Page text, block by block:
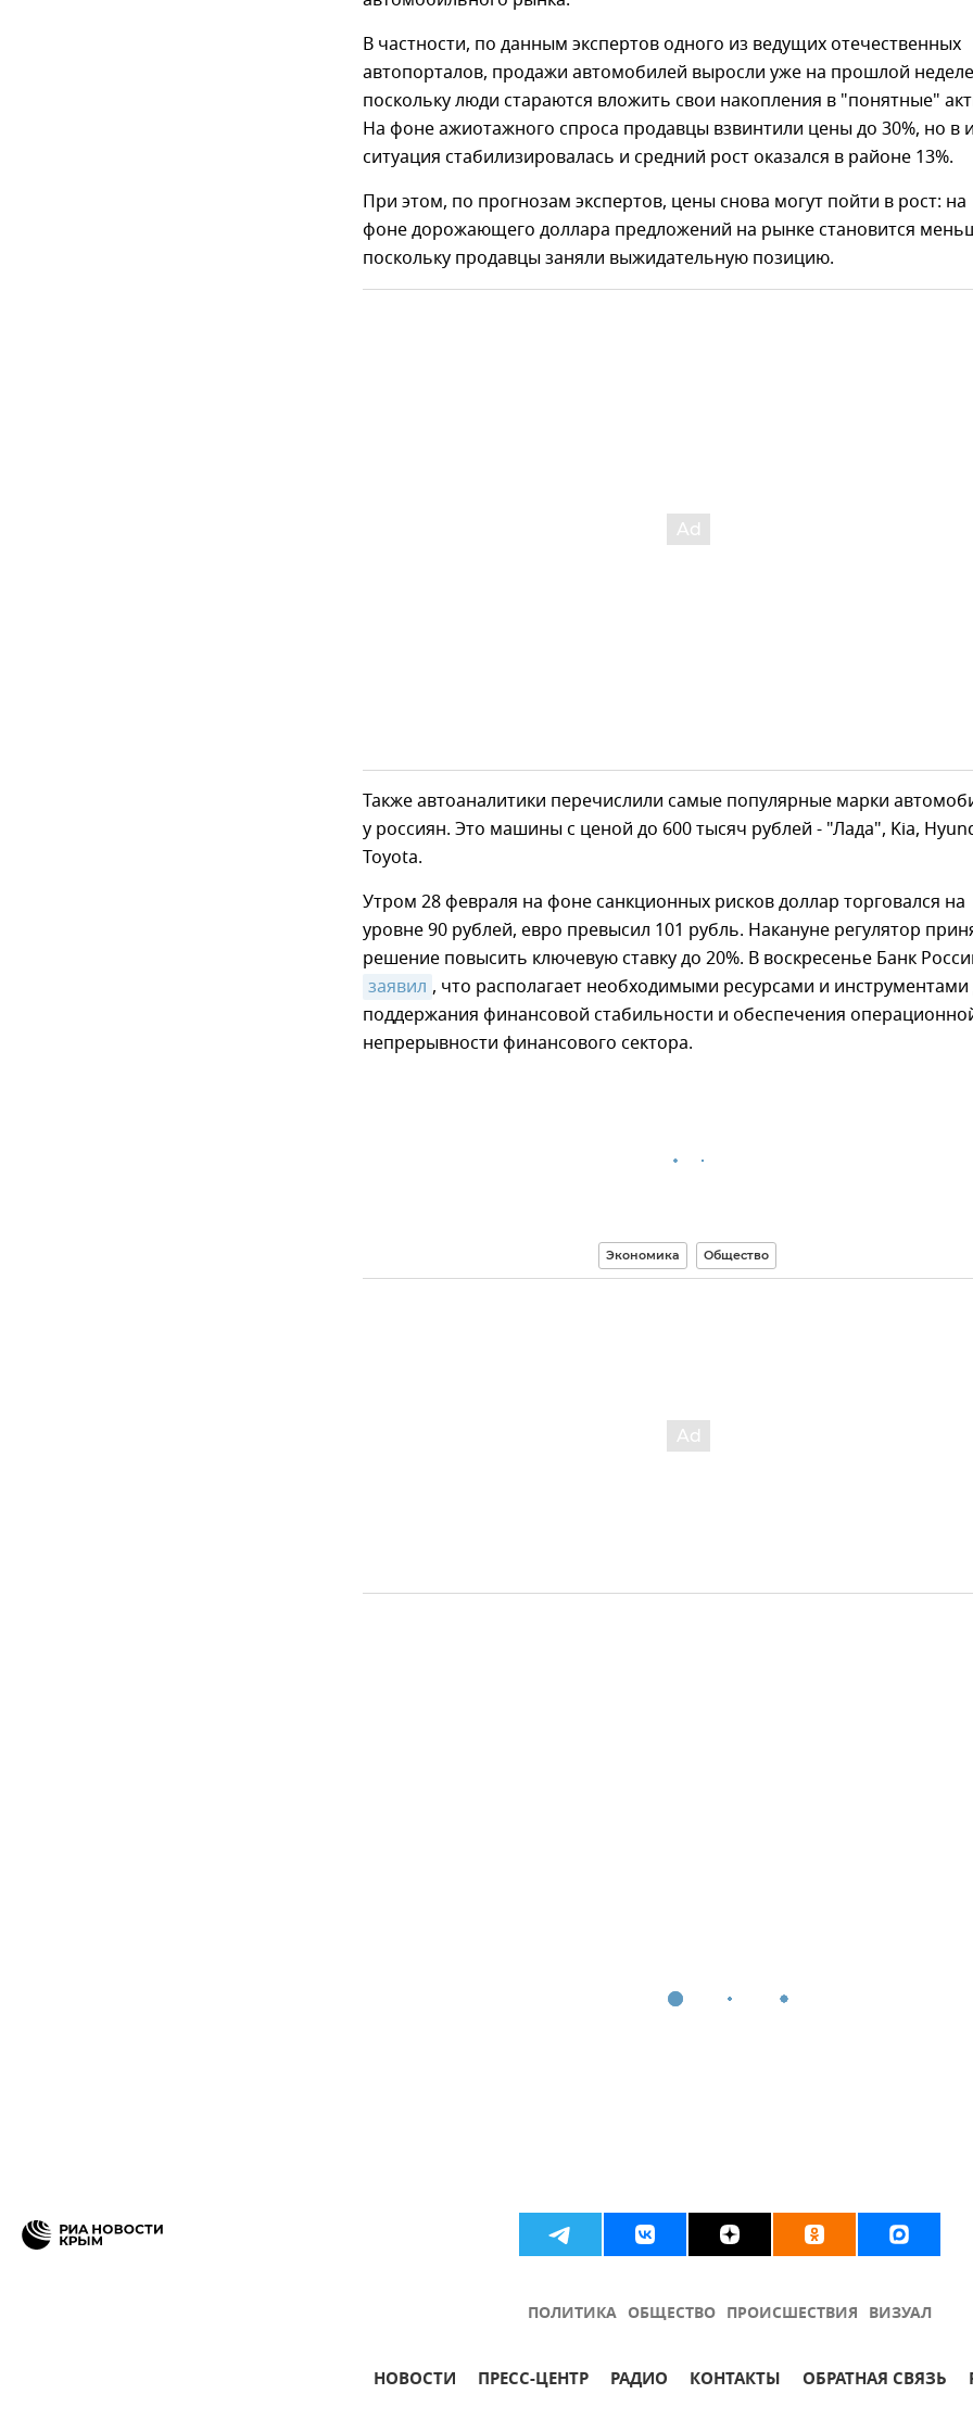
В частности, по данным экспертов одного из ведущих отечественных
автопорталов, продажи автомобилей выросли уже на прошлой
поскольку люди стараются вложить свои накопления в "понятные"
На фоне ажиотажного спроса продавцы взвинтили цены до 30%, но в
ситуация стабилизировалась и средний рост оказался в районе 13%.
При этом, по прогнозам экспертов, цены снова могут пойти в рост: на
фоне дорожающего доллара предложений на рынке становится
поскольку продавцы заняли выжидательную позицию.
Также автоаналитики перечислили самые популярные марки
у россиян. Это машины с ценой до 600 тысяч рублей - "Лада", Kia,
Toyota.
Утром 28 февраля на фоне санкционных рисков доллар торговался на
уровне 90 рублей, евро превысил 101 рубль. Накануне регулятор
решение повысить ключевую ставку до 20%. В воскресенье Банк
заявил , что располагает необходимыми ресурсами и инструментами
поддержания финансовой стабильности и обеспечения
непрерывности финансового сектора.
Экономика Общество
ПОЛИТИКА ОБЩЕСТВО ПРОИСШЕСТВИЯ ВИЗУАЛ
НОВОСТИ ПРЕСС-ЦЕНТР РАДИО КОНТАКТЫ ОБРАТНАЯ СВЯЗЬ